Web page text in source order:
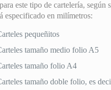
este tipo de cartelería, según
especificado en milímetros:
pequeñitos
tamaño medio folio A5
tamaño folio A4
tamaño doble folio, es